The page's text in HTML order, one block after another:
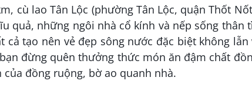
cù lao Tân Lộc (phường Tân Lộc, quận Thốt
quả, những ngôi nhà cổ kính và nếp sống thân
cả tạo nên vẻ đẹp sông nước đặc biệt không lẫn
đừng quên thưởng thức món ăn đậm chất
đồng ruộng, bờ ao quanh nhà.